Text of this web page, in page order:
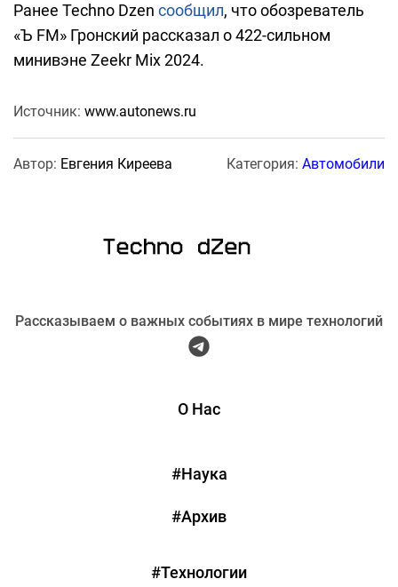
Ранее Techno Dzen сообщил, что обозреватель
«Ъ FM» Гронский рассказал о 422-сильном
минивэне Zeekr Mix 2024.
Источник: www.autonews.ru
Автор: Евгения Киреева Категория: Автомобили
Рассказываем о важных событиях в мире технологий
О Нас
#Наука
#Архив
#Технологии